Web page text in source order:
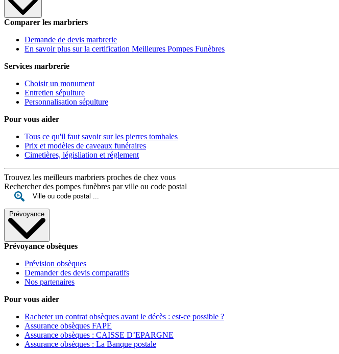
Comparer les marbriers
Demande de devis marbrerie
En savoir plus sur la certification Meilleures Pompes Funèbres
Services marbrerie
Choisir un monument
Entretien sépulture
Personnalisation sépulture
Pour vous aider
Tous ce qu'il faut savoir sur les pierres tombales
Prix et modèles de caveaux funéraires
Cimetières, législiation et réglement
Trouvez les meilleurs marbriers proches de chez vous
Rechercher des pompes funèbres par ville ou code postal
Prévoyance
Prévoyance obsèques
Prévision obsèques
Demander des devis comparatifs
Nos partenaires
Pour vous aider
Racheter un contrat obsèques avant le décès : est-ce possible ?
Assurance obsèques FAPE
Assurance obsèques : CAISSE D’EPARGNE
Assurance obsèques : La Banque postale